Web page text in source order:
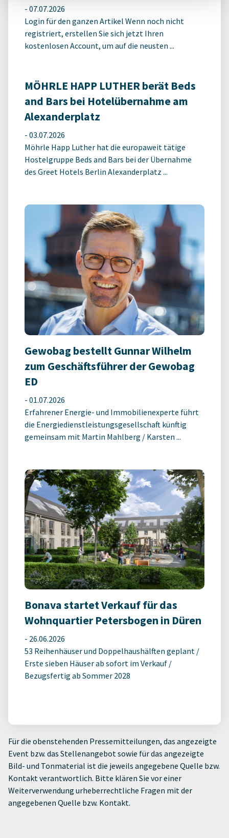
- 07.07.2026
Login für den ganzen Artikel Wenn noch nicht
registriert, erstellen Sie sich jetzt Ihren
kostenlosen Account, um auf die neusten ...
MÖHRLE HAPP LUTHER berät Beds
and Bars bei Hotelübernahme am
Alexanderplatz
- 03.07.2026
Möhrle Happ Luther hat die europaweit tätige
Hostelgruppe Beds and Bars bei der Übernahme
des Greet Hotels Berlin Alexanderplatz ...
Gewobag bestellt Gunnar Wilhelm
zum Geschäftsführer der Gewobag
ED
- 01.07.2026
Erfahrener Energie- und Immobilienexperte führt
die Energiedienstleistungsgesellschaft künftig
gemeinsam mit Martin Mahlberg / Karsten ...
Bonava startet Verkauf für das
Wohnquartier Petersbogen in Düren
- 26.06.2026
53 Reihenhäuser und Doppelhaushälften geplant /
Erste sieben Häuser ab sofort im Verkauf /
Bezugsfertig ab Sommer 2028
Für die obenstehenden Pressemitteilungen, das angezeigte
Event bzw. das Stellenangebot sowie für das angezeigte
Bild- und Tonmaterial ist die jeweils angegebene Quelle bzw.
Kontakt verantwortlich. Bitte klären Sie vor einer
Weiterverwendung urheberrechtliche Fragen mit der
angegebenen Quelle bzw. Kontakt.